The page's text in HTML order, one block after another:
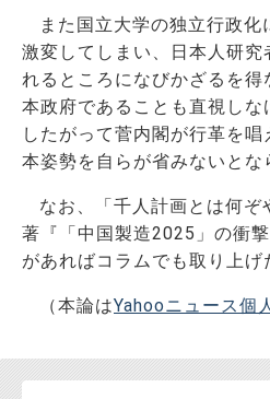
また国立大学の独立行政
激変してしまい、日本人研究
れるところになびかざるを得
本政府であることも直視しな
したがって菅内閣が行革を
本姿勢を自らが省みないとな
なお、「千人計画とは何ぞ
著『「中国製造2025」の衝
があればコラムでも取り上げ
（本論はYahooニュース個